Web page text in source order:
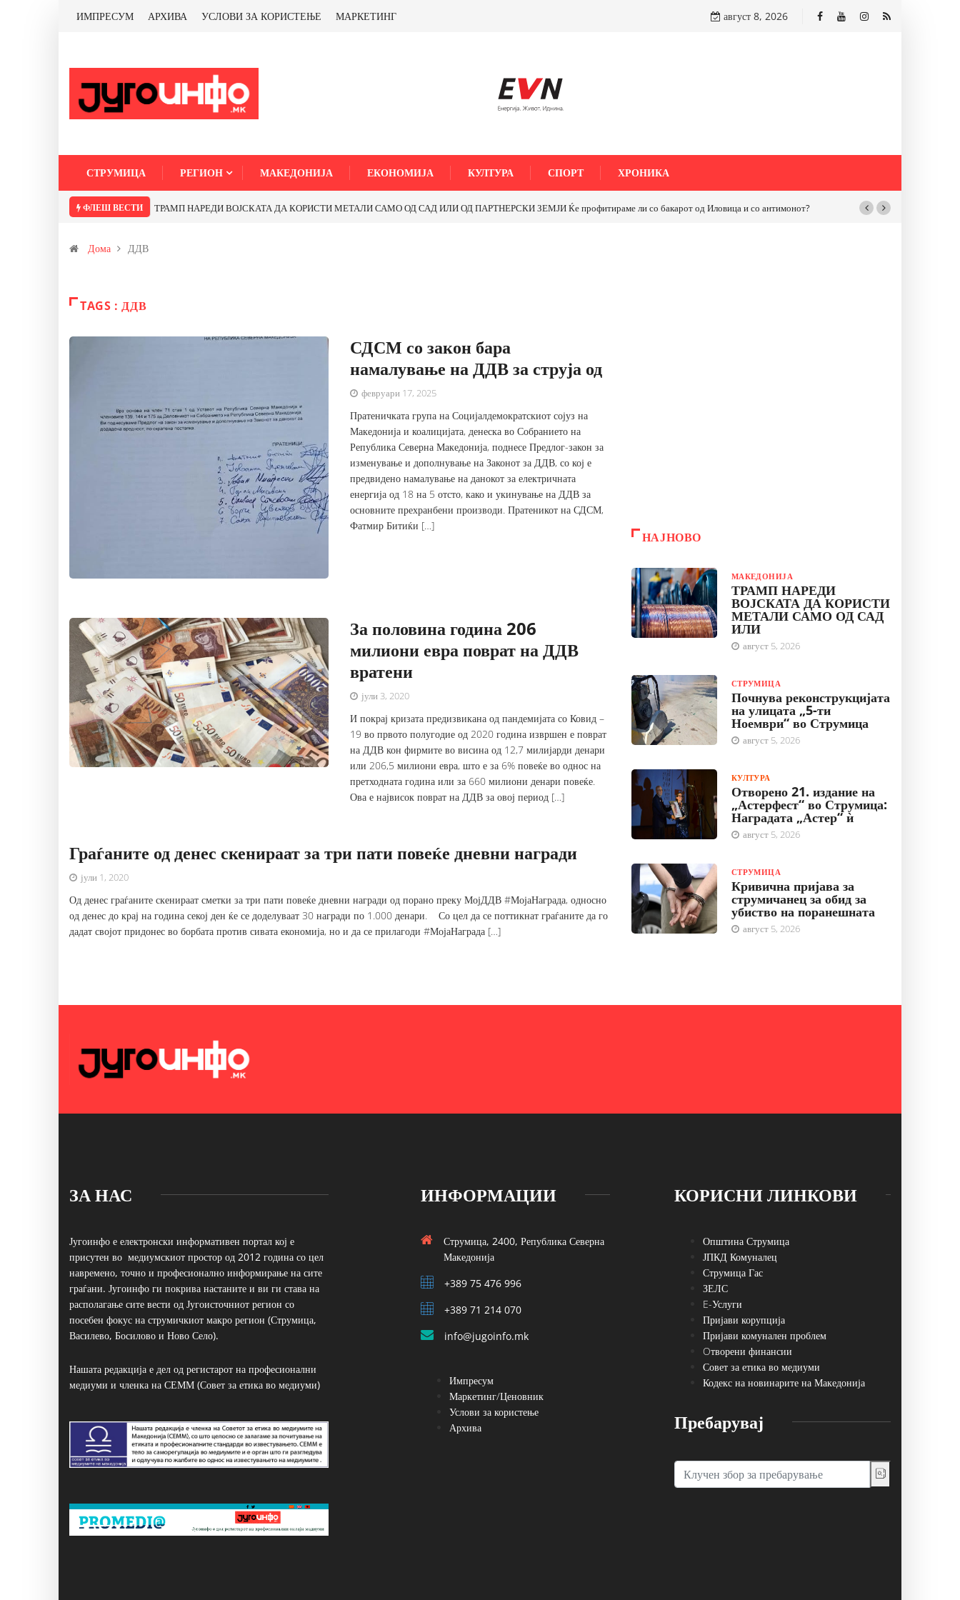
ИМПРЕСУМ АРХИВА УСЛОВИ ЗА КОРИСТЕЊЕ МАРКЕТИНГ август 8, 2026
СТРУМИЦА РЕГИОН МАКЕДОНИЈА ЕКОНОМИЈА КУЛТУРА СПОРТ ХРОНИКА
ФЛЕШ ВЕСТИ ТРАМП НАРЕДИ ВОЈСКАТА ДА КОРИСТИ МЕТАЛИ САМО ОД САД ИЛИ ОД ПАРТНЕРСКИ ЗЕМЈИ Ќе профитираме ли со бакарот од Иловица и со антимонот?
Дома ДДВ
TAGS : ДДВ
СДСМ со закон бара
намалување на ДДВ за струја од
февруари 17, 2025
Пратеничката група на Социјалдемократскиот сојуз на
Македонија и коалицијата, денеска во Собранието на
Република Северна Македонија, поднесе Предлог-закон за
изменување и дополнување на Законот за ДДВ, со кој е
предвидено намалување на данокот за електричната
енергија од 18 на 5 отсто, како и укинување на ДДВ за
основните прехранбени производи. Пратеникот на СДСМ,
Фатмир Битиќи […]
За половина година 206
милиони евра поврат на ДДВ
вратени
јули 3, 2020
И покрај кризата предизвикана од пандемијата со Ковид –
19 во првото полугодие од 2020 година извршен е поврат
на ДДВ кон фирмите во висина од 12,7 милијарди денари
или 206,5 милиони евра, што е за 6% повеќе во однос на
претходната година или за 660 милиони денари повеќе.
Ова е највисок поврат на ДДВ за овој период […]
Граѓаните од денес скенираат за три пати повеќе дневни награди
јули 1, 2020
Од денес граѓаните скенираат сметки за три пати повеќе дневни награди од порано преку МојДДВ #МојаНаграда, односно
од денес до крај на година секој ден ќе се доделуваат 30 награди по 1.000 денари. Со цел да се поттикнат граѓаните да го
дадат својот придонес во борбата против сивата економија, но и да се прилагоди #МојаНаграда […]
НАЈНОВО
МАКЕДОНИЈА
ТРАМП НАРЕДИ
ВОЈСКАТА ДА КОРИСТИ
МЕТАЛИ САМО ОД САД
ИЛИ
август 5, 2026
СТРУМИЦА
Почнува реконструкцијата
на улицата „5-ти
Ноември“ во Струмица
август 5, 2026
КУЛТУРА
Отворено 21. издание на
„Астерфест“ во Струмица:
Наградата „Астер“ ѝ
август 5, 2026
СТРУМИЦА
Кривична пријава за
струмичанец за обид за
убиство на поранешната
август 5, 2026
ЗА НАС
Југоинфо е електронски информативен портал кој е
присутен во медиумскиот простор од 2012 година со цел
навремено, точно и професионално информирање на сите
граѓани. Југоинфо ги покрива настаните и ви ги става на
располагање сите вести од Југоисточниот регион со
посебен фокус на струмичкиот макро регион (Струмица,
Василево, Босилово и Ново Село).
Нашата редакција е дел од регистарот на професионални
медиуми и членка на СЕММ (Совет за етика во медиуми)
ИНФОРМАЦИИ
Струмица, 2400, Република Северна
Македонија
+389 75 476 996
+389 71 214 070
info@jugoinfo.mk
Импресум
Маркетинг/Ценовник
Услови за користење
Архива
КОРИСНИ ЛИНКОВИ
Општина Струмица
ЈПКД Комуналец
Струмица Гас
ЗЕЛС
E-Услуги
Пријави корупција
Пријави комунален проблем
Oтворени финансии
Совет за етика во медиуми
Кодекс на новинарите на Македонија
Пребарувај